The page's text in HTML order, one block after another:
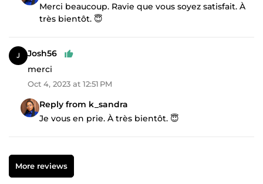
Merci beaucoup. Ravie que vous soyez satisfait. À
très bientôt. 😇
Josh56
merci
Oct 4, 2023 at 12:51 PM
Reply from k_sandra
Je vous en prie. À très bientôt. 😇
More reviews